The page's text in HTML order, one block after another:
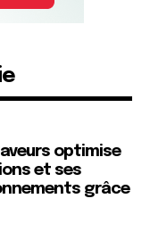
optimise
et ses
grâce